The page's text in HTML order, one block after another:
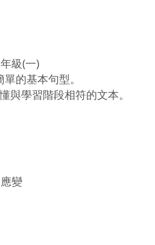
級(一)
的基本句型。
與學習階段相符的文本。
變